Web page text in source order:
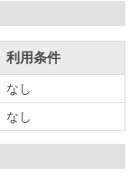
利用条件
なし
なし